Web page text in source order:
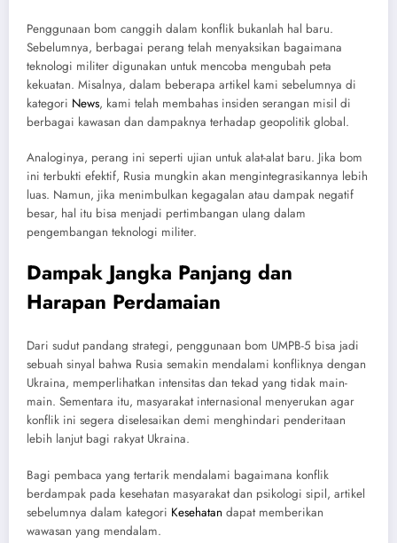
Penggunaan bom canggih dalam konflik bukanlah hal baru.
Sebelumnya, berbagai perang telah menyaksikan bagaimana
teknologi militer digunakan untuk mencoba mengubah peta
kekuatan. Misalnya, dalam beberapa artikel kami sebelumnya di
kategori News, kami telah membahas insiden serangan misil di
berbagai kawasan dan dampaknya terhadap geopolitik global.
Analoginya, perang ini seperti ujian untuk alat-alat baru. Jika bom
ini terbukti efektif, Rusia mungkin akan mengintegrasikannya lebih
luas. Namun, jika menimbulkan kegagalan atau dampak negatif
besar, hal itu bisa menjadi pertimbangan ulang dalam
pengembangan teknologi militer.
Dampak Jangka Panjang dan
Harapan Perdamaian
Dari sudut pandang strategi, penggunaan bom UMPB-5 bisa jadi
sebuah sinyal bahwa Rusia semakin mendalami konfliknya dengan
Ukraina, memperlihatkan intensitas dan tekad yang tidak main-
main. Sementara itu, masyarakat internasional menyerukan agar
konflik ini segera diselesaikan demi menghindari penderitaan
lebih lanjut bagi rakyat Ukraina.
Bagi pembaca yang tertarik mendalami bagaimana konflik
berdampak pada kesehatan masyarakat dan psikologi sipil, artikel
sebelumnya dalam kategori Kesehatan dapat memberikan
wawasan yang mendalam.